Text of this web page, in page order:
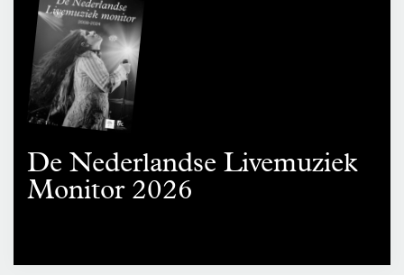
De Nederlandse Livemuziek
Monitor 2026